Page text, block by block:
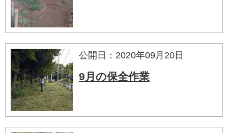
公開日：2020年09月20日
9月の保全作業